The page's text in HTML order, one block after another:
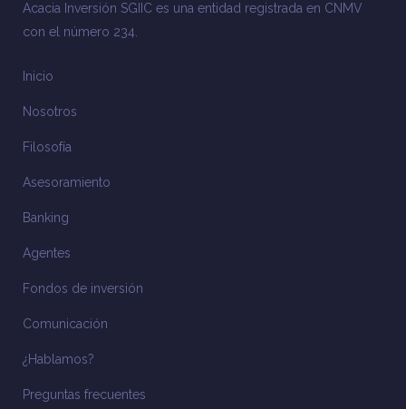
Acacia Inversión SGIIC es una entidad registrada en CNMV
con el número 234.
Inicio
Nosotros
Filosofía
Asesoramiento
Banking
Agentes
Fondos de inversión
Comunicación
¿Hablamos?
Preguntas frecuentes